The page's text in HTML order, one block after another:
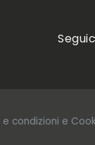
e condizioni e